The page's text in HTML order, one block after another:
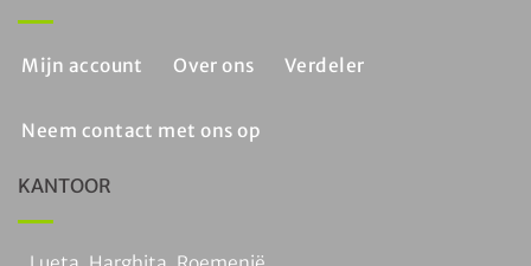
Mijn account Over ons Verdeler
Neem contact met ons op
KANTOOR